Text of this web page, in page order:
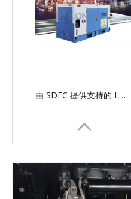
由 SDEC 提供支持的 LG-SD 串行